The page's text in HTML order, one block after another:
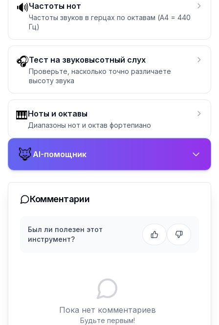
🔊Частоты нот
Частоты звуков в герцах по октавам (A4 = 440
Гц)
🎧Тест на звуковысотный слух
Проверьте, насколько точно различаете
высоту звука
🎹Ноты и октавы
Диапазоны нот и октав фортепиано
🦊AI-помощник
Комментарии
Был ли полезен этот
инструмент?
Пока нет комментариев
Будьте первым!